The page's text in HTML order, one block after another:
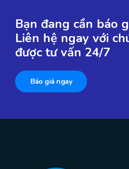
Bạn đang cần báo
Liên hệ ngay với
được tư vấn 24/7
Báo giá ngay